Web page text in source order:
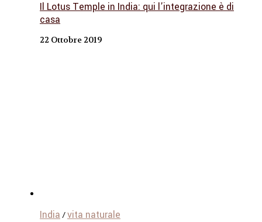
Il Lotus Temple in India: qui l’integrazione è di
casa
22 Ottobre 2019
India /vita naturale